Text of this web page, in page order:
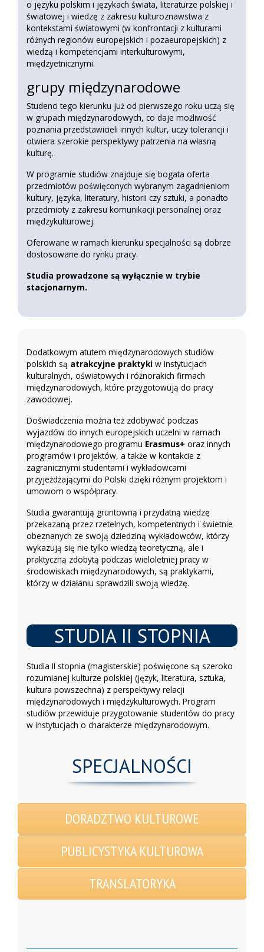
o języku polskim i językach świata, literaturze polskiej i
światowej i wiedzę z zakresu kulturoznawstwa z
kontekstami światowymi (w konfrontacji z kulturami
różnych regionów europejskich i pozaeuropejskich) z
wiedzą i kompetencjami interkulturowymi,
międzyetnicznymi.
grupy międzynarodowe
Studenci tego kierunku już od pierwszego roku uczą się
w grupach międzynarodowych, co daje możliwość
poznania przedstawicieli innych kultur, uczy tolerancji i
otwiera szerokie perspektywy patrzenia na własną
kulturę.
W programie studiów znajduje się bogata oferta
przedmiotów poświęconych wybranym zagadnieniom
kultury, języka, literatury, historii czy sztuki, a ponadto
przedmioty z zakresu komunikacji personalnej oraz
międzykulturowej.
Oferowane w ramach kierunku specjalności są dobrze
dostosowane do rynku pracy.
Studia prowadzone są wyłącznie w trybie
stacjonarnym.
Dodatkowym atutem międzynarodowych studiów
polskich są atrakcyjne praktyki w instytucjach
kulturalnych, oświatowych i różnorakich firmach
międzynarodowych, które przygotowują do pracy
zawodowej.
Doświadczenia można też zdobywać podczas
wyjazdów do innych europejskich uczelni w ramach
międzynarodowego programu Erasmus+ oraz innych
programów i projektów, a także w kontakcie z
zagranicznymi studentami i wykładowcami
przyjeżdżającymi do Polski dzięki różnym projektom i
umowom o współpracy.
Studia gwarantują gruntowną i przydatną wiedzę
przekazaną przez rzetelnych, kompetentnych i świetnie
obeznanych ze swoją dziedziną wykładowców, którzy
wykazują się nie tylko wiedzą teoretyczną, ale i
praktyczną zdobytą podczas wieloletniej pracy w
środowiskach międzynarodowych, są praktykami,
którzy w działaniu sprawdzili swoją wiedzę.
STUDIA II STOPNIA
Studia II stopnia (magisterskie) poświęcone są szeroko
rozumianej kulturze polskiej (język, literatura, sztuka,
kultura powszechna) z perspektywy relacji
międzynarodowych i międzykulturowych. Program
studiów przewiduje przygotowanie studentów do pracy
w instytucjach o charakterze międzynarodowym.
SPECJALNOŚCI
DORADZTWO KULTUROWE
PUBLICYSTYKA KULTUROWA
TRANSLATORYKA